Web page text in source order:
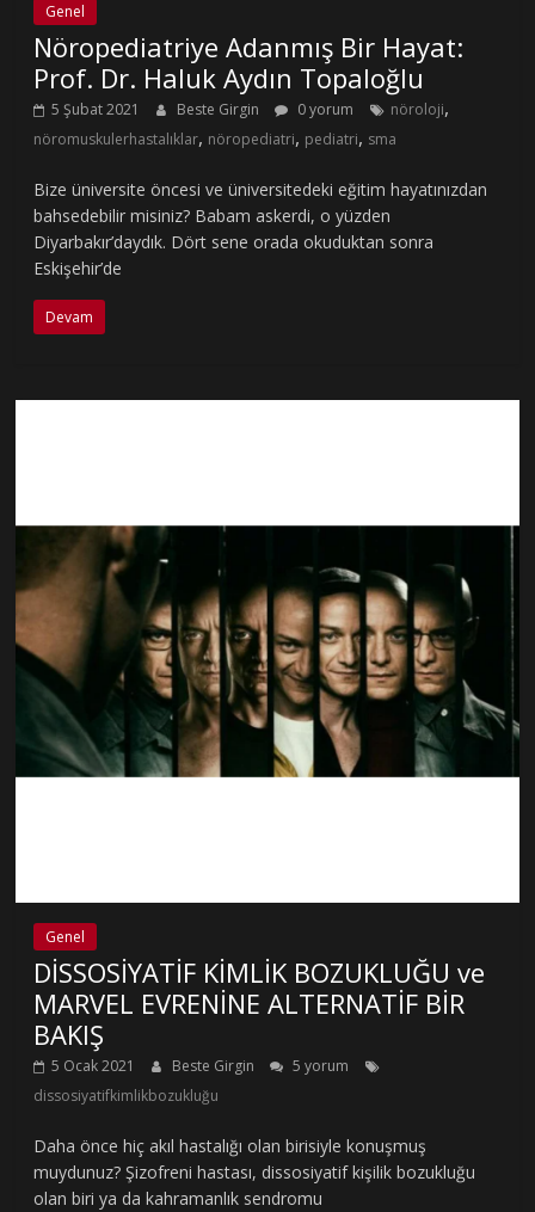
Genel
Nöropediatriye Adanmış Bir Hayat:
Prof. Dr. Haluk Aydın Topaloğlu
5 Şubat 2021 Beste Girgin 0 yorum nöroloji,
nöromuskulerhastalıklar, nöropediatri, pediatri, sma
Bize üniversite öncesi ve üniversitedeki eğitim hayatınızdan
bahsedebilir misiniz? Babam askerdi, o yüzden
Diyarbakır’daydık. Dört sene orada okuduktan sonra
Eskişehir’de
Devam
Genel
DİSSOSİYATİF KİMLİK BOZUKLUĞU ve
MARVEL EVRENİNE ALTERNATİF BİR
BAKIŞ
5 Ocak 2021 Beste Girgin
5 yorum
dissosiyatifkimlikbozukluğu
Daha önce hiç akıl hastalığı olan birisiyle konuşmuş
muydunuz? Şizofreni hastası, dissosiyatif kişilik bozukluğu
olan biri ya da kahramanlık sendromu